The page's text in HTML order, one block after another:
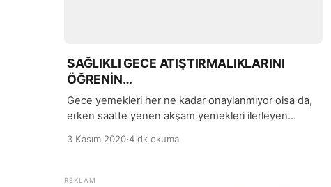
SAĞLIKLI GECE ATIŞTIRMALIKLARINI
ÖĞRENİN…
Gece yemekleri her ne kadar onaylanmıyor olsa da,
erken saatte yenen akşam yemekleri ilerleyen
atıştırmanın kilo kontrolünü zorlaştırdığı ve kilo
3 Kasım 2020·4 dk okuma